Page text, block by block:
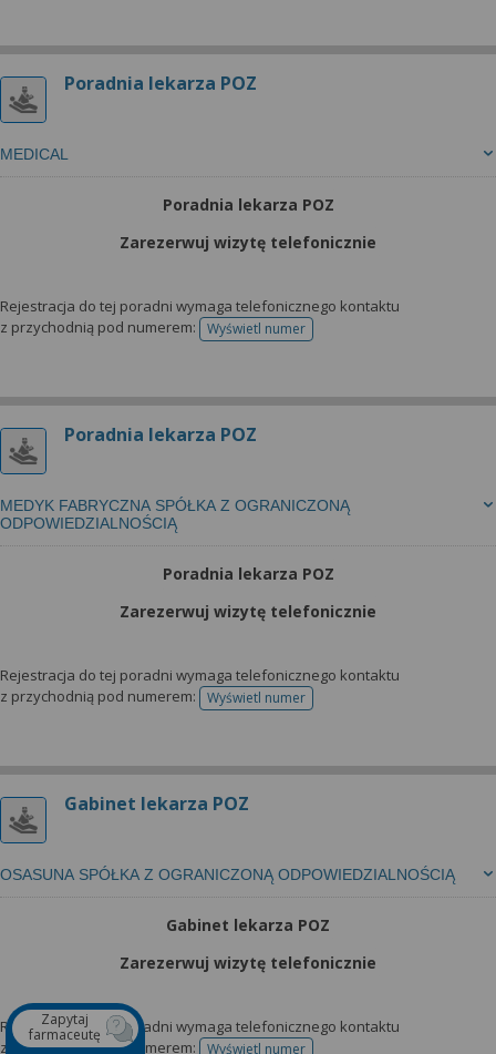
Poradnia lekarza POZ
MEDICAL
Poradnia lekarza POZ
Zarezerwuj wizytę telefonicznie
Rejestracja do tej poradni wymaga telefonicznego kontaktu
z przychodnią pod numerem:
Wyświetl numertelefonu do rejestracji
Poradnia lekarza POZ
MEDYK FABRYCZNA SPÓŁKA Z OGRANICZONĄ
ODPOWIEDZIALNOŚCIĄ
Poradnia lekarza POZ
Zarezerwuj wizytę telefonicznie
Rejestracja do tej poradni wymaga telefonicznego kontaktu
z przychodnią pod numerem:
Wyświetl numertelefonu do rejestracji
Gabinet lekarza POZ
OSASUNA SPÓŁKA Z OGRANICZONĄ ODPOWIEDZIALNOŚCIĄ
Gabinet lekarza POZ
Zarezerwuj wizytę telefonicznie
Rejestracja do tej poradni wymaga telefonicznego kontaktu
z przychodnią pod numerem:
Wyświetl numer
Zapytaj
farmaceutę